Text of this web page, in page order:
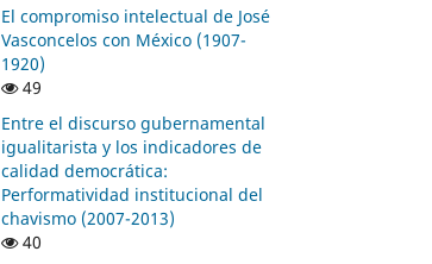
El compromiso intelectual de José
Vasconcelos con México (1907-
1920)
49
Entre el discurso gubernamental
igualitarista y los indicadores de
calidad democrática:
Performatividad institucional del
chavismo (2007-2013)
40